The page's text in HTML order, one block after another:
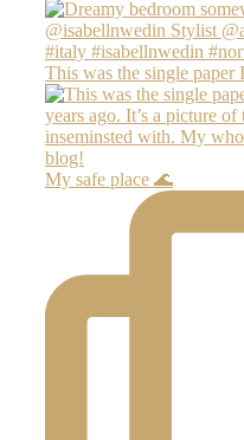
This was the single
My safe place 🌊